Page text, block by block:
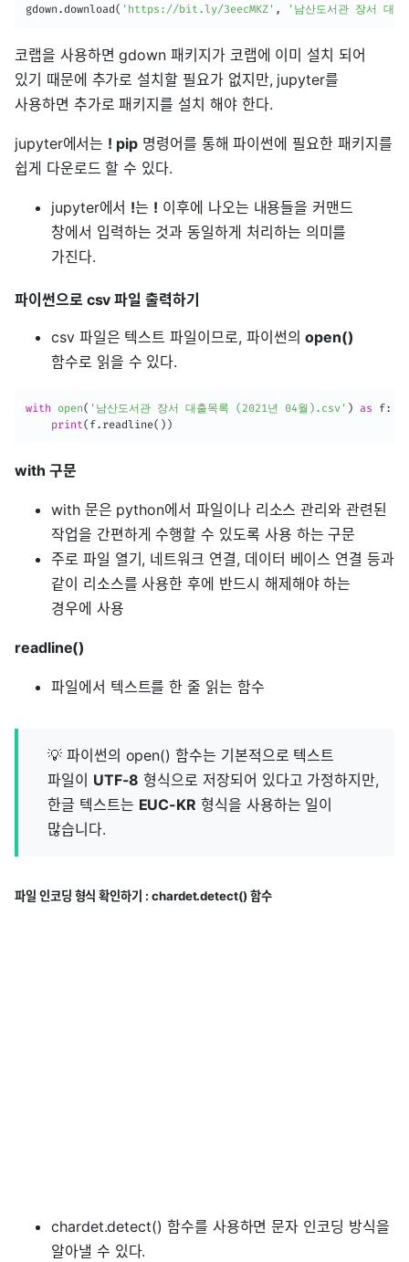
gdown .download( 'https://bit.ly/3eecMKZ' , '남산도서관 장서 대
코랩을 사용하면 gdown 패키지가 코랩에 이미 설치 되어
있기 때문에 추가로 설치할 필요가 없지만, jupyter를
사용하면 추가로 패키지를 설치 해야 한다.
jupyter에서는 ! pip명령어를 통해 파이썬에 필요한 패키지를
쉽게 다운로드 할 수 있다.
jupyter에서 !는 ! 이후에 나오는 내용들을 커맨드
창에서 입력하는 것과 동일하게 처리하는 의미를
가진다.
파이썬으로 csv 파일 출력하기
csv 파일은 텍스트 파일이므로, 파이썬의open()
함수로 읽을 수 있다.
with open( '남산도서관 장서 대출목록 (2021년 04월).csv' ) as f:
print( f. readline( ) )
with 구문
with 문은 python에서 파일이나 리소스 관리와 관련된
작업을 간편하게 수행할 수 있도록 사용 하는 구문
주로 파일 열기, 네트워크 연결, 데이터 베이스 연결 등과
같이 리소스를 사용한 후에 반드시 해제해야 하는
경우에 사용
readline()
파일에서 텍스트를 한 줄 읽는 함수
💡 파이썬의 open() 함수는 기본적으로 텍스트
파일이 UTF-8 형식으로 저장되어 있다고 가정하지만,
한글 텍스트는 EUC-KR 형식을 사용하는 일이
많습니다.
파일 인코딩 형식 확인하기 : chardet.detect() 함수
chardet.detect() 함수를 사용하면 문자 인코딩 방식을
알아낼 수 있다.